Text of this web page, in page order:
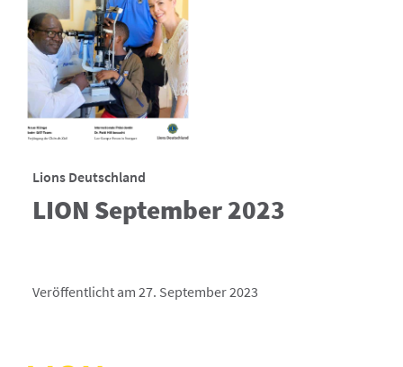
Lions Deutschland
LION September 2023
Veröffentlicht am 27. September 2023